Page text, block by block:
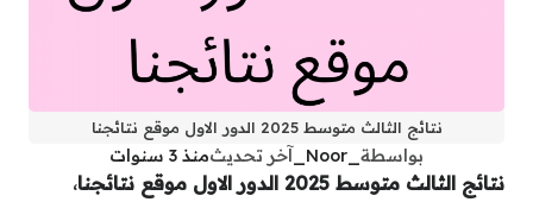
نتائج الثالث متوسط 2025 الدور الاول موقع نتائجنا
بواسطة آخر تحديثمنذ 3 سنوات
نتائج الثالث متوسط 2025 الدور الاول موقع نتائجنا
،